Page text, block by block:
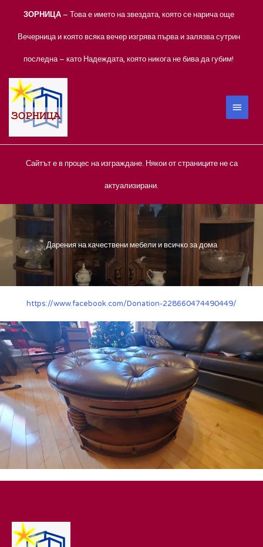
ЗОРНИЦА– Това е името на звездата, която се нарича още
Вечерница и която всяка вечер изгрява първа и залязва сутрин
последна – като Надеждата, която никога не бива да губим!
MAIN
Сайтът е в процес на изграждане. Някои от страниците не са
актуализирани.
Дарения на качествени мебели и всичко за дома
https://www.facebook.com/Donation-228660474490449/